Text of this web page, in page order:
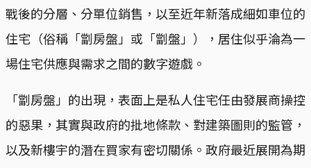
戰後的分層、分單位銷售，以至近年新落成細如車位的
住宅（俗稱「劏房盤」或「劏盤」），居住似乎淪為一
場住宅供應與需求之間的數字遊戲。
「劏房盤」的出現，表面上是私人住宅任由發展商操控
的惡果，其實與政府的批地條款、對建築圖則的監管，
以及新樓宇的潛在買家有密切關係。政府最近展開為期